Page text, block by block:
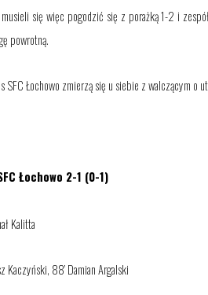
musieli się więc pogodzić się z porażką 1-2 i
powrotną.
SFC Łochowo zmierzą się u siebie zwalczącym o
Łochowo 2-1 (0-1)
Kalitta
Kaczyński, 88’ Damian Argalski